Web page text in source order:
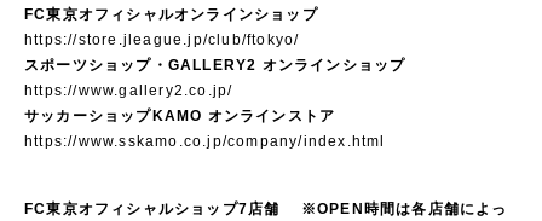
FC東京オフィシャルオンラインショップ
https://store.jleague.jp/club/ftokyo/
スポーツショップ・GALLERY2 オンラインショップ
https://www.gallery2.co.jp/
サッカーショップKAMO オンラインストア
https://www.sskamo.co.jp/company/index.html
FC東京オフィシャルショップ7店舗 ※OPEN時間は各店舗によっ